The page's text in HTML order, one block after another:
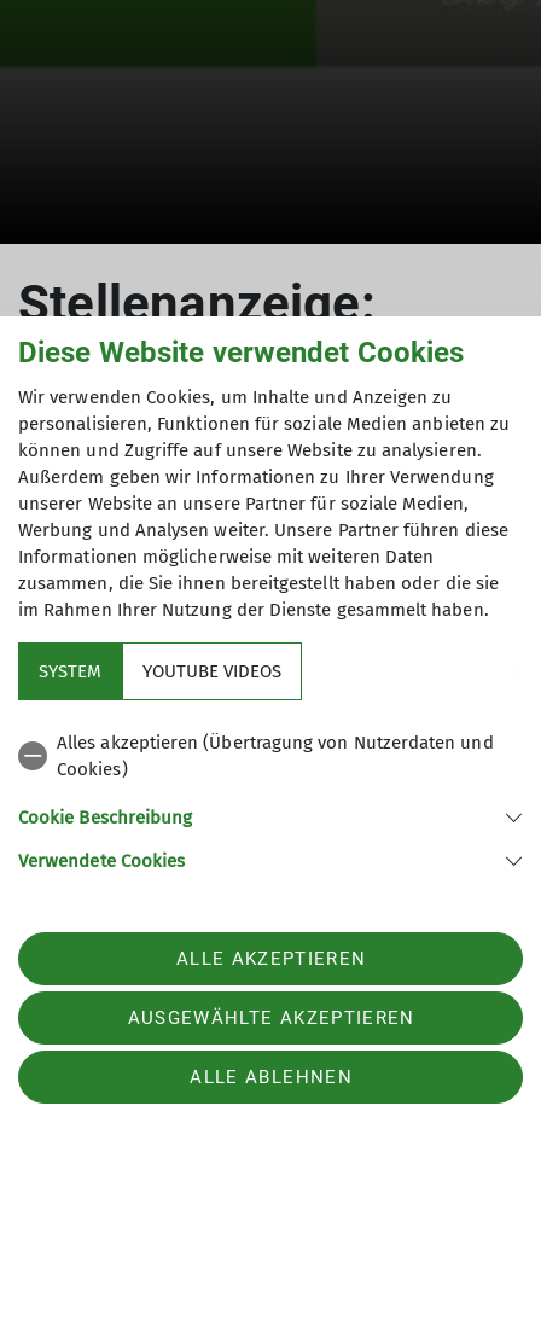
Stellenanzeige:
Reinigungskraft
(w/m/d)
15.10.2025
News
Deine Aufgaben:
nach festgelegtem Reinigungsplan
Umweltgerechte Müllentsorgung und Nachfüllen
von Verbrauchsmaterialien
Pflege von Böden und Einrichtungsgegenständen
Stellenausschreibung als PDF
Diese Website verwendet Cookies
Wir verwenden Cookies, um Inhalte und Anzeigen zu
personalisieren, Funktionen für soziale Medien anbieten zu
können und Zugriffe auf unsere Website zu analysieren.
Außerdem geben wir Informationen zu Ihrer Verwendung
unserer Website an unsere Partner für soziale Medien,
Werbung und Analysen weiter. Unsere Partner führen diese
Informationen möglicherweise mit weiteren Daten
zusammen, die Sie ihnen bereitgestellt haben oder die sie
im Rahmen Ihrer Nutzung der Dienste gesammelt haben.
SYSTEM YOUTUBE VIDEOS
Alles akzeptieren (Übertragung von Nutzerdaten und
Cookies)
Cookie Beschreibung
Verwendete Cookies
ALLE AKZEPTIEREN
AUSGEWÄHLTE AKZEPTIEREN
ALLE ABLEHNEN